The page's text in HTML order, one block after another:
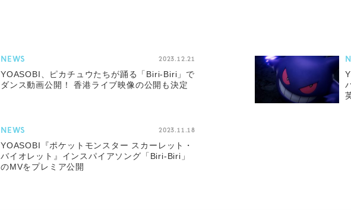
NEWS 2023.12.21
YOASOBI、ピカチュウたちが踊る「Biri-Biri」で
ダンス動画公開！ 香港ライブ映像の公開も決定
NEWS 2023.11.18
YOASOBI『ポケットモンスター スカーレット・
バイオレット』インスパイアソング「Biri-Biri」
のMVをプレミア公開